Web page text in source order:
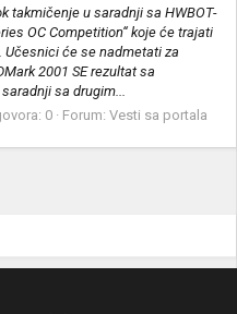
takmičenje u saradnji sa HWBOT-
OC Competition“ koje će trajati
Učesnici će se nadmetati za
2001 SE rezultat sa
sa drugim...
0 Forum: Vesti sa portala